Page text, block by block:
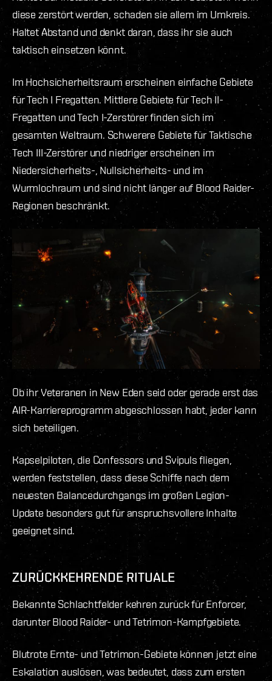
diese zerstört werden, schaden sie allem im Umkreis.
Haltet Abstand und denkt daran, dass ihr sie auch
taktisch einsetzen könnt.
Im Hochsicherheitsraum erscheinen einfache Gebiete
für Tech I Fregatten. Mittlere Gebiete für Tech II-
Fregatten und Tech I-Zerstörer finden sich im
gesamten Weltraum. Schwerere Gebiete für Taktische
Tech III-Zerstörer und niedriger erscheinen im
Niedersicherheits-, Nullsicherheits- und im
Wurmlochraum und sind nicht länger auf Blood Raider-
Regionen beschränkt.
Ob ihr Veteranen in New Eden seid oder gerade erst das
AIR-Karriereprogramm abgeschlossen habt, jeder kann
sich beteiligen.
Kapselpiloten, die Confessors und Svipuls fliegen,
werden feststellen, dass diese Schiffe nach dem
neuesten Balancedurchgangs im großen Legion-
Update besonders gut für anspruchsvollere Inhalte
geeignet sind.
ZURÜCKKEHRENDE RITUALE
Bekannte Schlachtfelder kehren zurück für Enforcer,
darunter Blood Raider- und Tetrimon-Kampfgebiete.
Blutrote Ernte- und Tetrimon-Gebiete können jetzt eine
Eskalation auslösen, was bedeutet, dass zum ersten